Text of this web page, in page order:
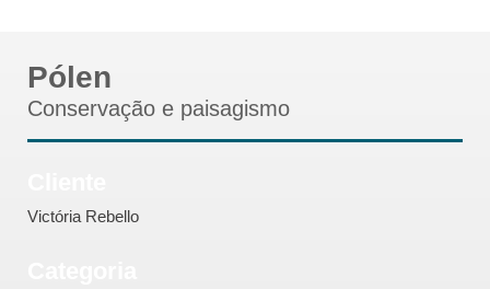
Pólen
Conservação e paisagismo
Victória Rebello